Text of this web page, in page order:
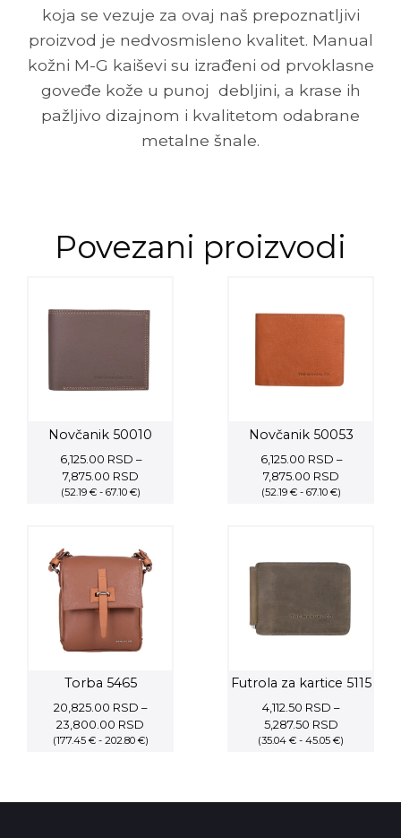
koja se vezuje za ovaj naš prepoznatljivi
proizvod je nedvosmisleno kvalitet. Manual
kožni M-G kaiševi su izrađeni od prvoklasne
goveđe kože u punoj debljini, a krase ih
pažljivo dizajnom i kvalitetom odabrane
metalne šnale.
Povezani proizvodi
Novčanik 50010
6,125.00 RSD –
7,875.00 RSDPrice
range:
(52.19 € - 67.10 €)
Novčanik 50053
6,125.00 RSD –
7,875.00 RSDPrice
range:
(52.19 € - 67.10 €)
Torba 5465
20,825.00 RSD –
23,800.00 RSD
range:
(177.45 € - 202.80 €)
Futrola za kartice 5115
4,112.50 RSD –
5,287.50 RSDPrice
range:
(35.04 € - 45.05 €)